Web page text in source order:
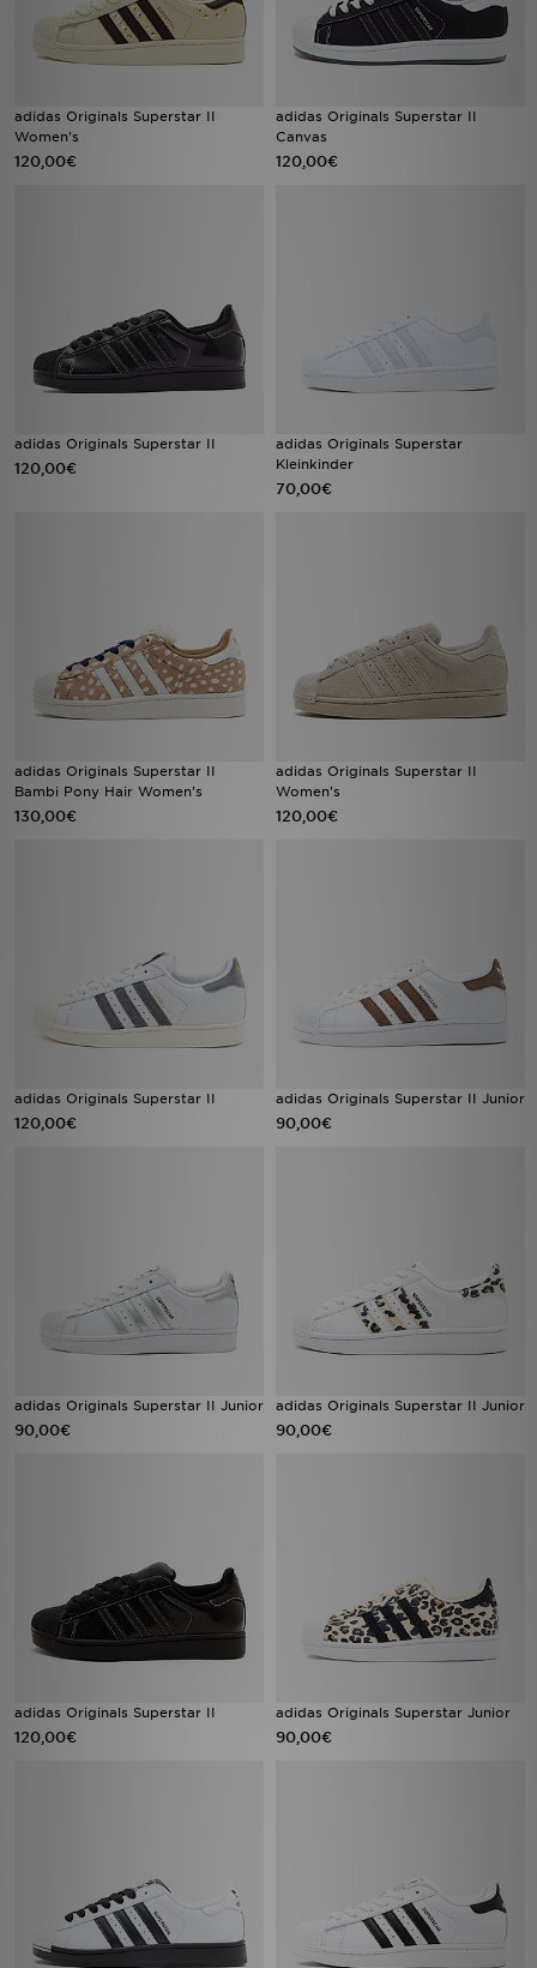
adidas Originals Superstar II
Women's
120,00€
adidas Originals Superstar II
Canvas
120,00€
adidas Originals Superstar II
120,00€
adidas Originals Superstar
Kleinkinder
70,00€
adidas Originals Superstar II
Bambi Pony Hair Women's
130,00€
adidas Originals Superstar II
Women's
120,00€
adidas Originals Superstar II
120,00€
adidas Originals Superstar II Junior
90,00€
adidas Originals Superstar II Junior
90,00€
adidas Originals Superstar II Junior
90,00€
adidas Originals Superstar II
120,00€
adidas Originals Superstar Junior
90,00€